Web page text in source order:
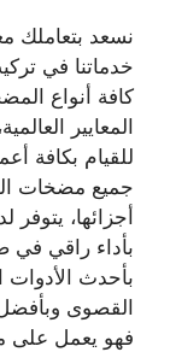
نسعد بتعاملك
خدماتنا في
كافة أنواع
المعايير
للقيام بكافة
جميع مضخات
أجزائها،
بأداء راقي في
بأحدث الأدوات
القصوى
فهو يعمل على